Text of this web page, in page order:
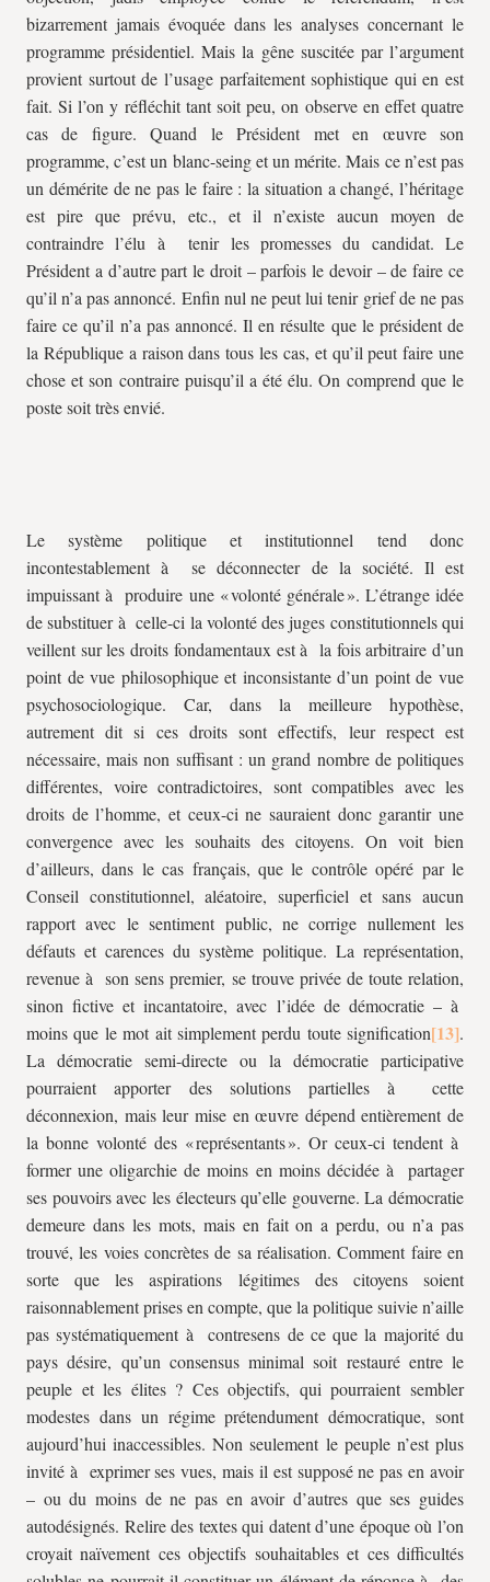
bizarrement jamais évoquée dans les analyses concernant le
programme présidentiel. Mais la gêne suscitée par l’argument
provient surtout de l’usage parfaitement sophistique qui en est
fait. Si l’on y réfléchit tant soit peu, on observe en effet quatre
cas de figure. Quand le Président met en œuvre son
programme, c’est un blanc-seing et un mérite. Mais ce n’est pas
un démérite de ne pas le faire : la situation a changé, l’héritage
est pire que prévu, etc., et il n’existe aucun moyen de
contraindre l’élu à tenir les promesses du candidat. Le
Président a d’autre part le droit – parfois le devoir – de faire ce
qu’il n’a pas annoncé. Enfin nul ne peut lui tenir grief de ne pas
faire ce qu’il n’a pas annoncé. Il en résulte que le président de
la République a raison dans tous les cas, et qu’il peut faire une
chose et son contraire puisqu’il a été élu. On comprend que le
poste soit très envié.
Le système politique et institutionnel tend donc
incontestablement à se déconnecter de la société. Il est
impuissant à produire une « volonté générale ». L’étrange idée
de substituer à celle-ci la volonté des juges constitutionnels qui
veillent sur les droits fondamentaux est à la fois arbitraire d’un
point de vue philosophique et inconsistante d’un point de vue
psychosociologique. Car, dans la meilleure hypothèse,
autrement dit si ces droits sont effectifs, leur respect est
nécessaire, mais non suffisant : un grand nombre de politiques
différentes, voire contradictoires, sont compatibles avec les
droits de l’homme, et ceux-ci ne sauraient donc garantir une
convergence avec les souhaits des citoyens. On voit bien
d’ailleurs, dans le cas français, que le contrôle opéré par le
Conseil constitutionnel, aléatoire, superficiel et sans aucun
rapport avec le sentiment public, ne corrige nullement les
défauts et carences du système politique. La représentation,
revenue à son sens premier, se trouve privée de toute relation,
sinon fictive et incantatoire, avec l’idée de démocratie – à
moins que le mot ait simplement perdu toute signification
.
La démocratie semi-directe ou la démocratie participative
pourraient apporter des solutions partielles à cette
déconnexion, mais leur mise en œuvre dépend entièrement de
la bonne volonté des « représentants ». Or ceux-ci tendent à
former une oligarchie de moins en moins décidée à partager
ses pouvoirs avec les électeurs qu’elle gouverne. La démocratie
demeure dans les mots, mais en fait on a perdu, ou n’a pas
trouvé, les voies concrètes de sa réalisation. Comment faire en
sorte que les aspirations légitimes des citoyens soient
raisonnablement prises en compte, que la politique suivie n’aille
pas systématiquement à contresens de ce que la majorité du
pays désire, qu’un consensus minimal soit restauré entre le
peuple et les élites ? Ces objectifs, qui pourraient sembler
modestes dans un régime prétendument démocratique, sont
aujourd’hui inaccessibles. Non seulement le peuple n’est plus
invité à exprimer ses vues, mais il est supposé ne pas en avoir
– ou du moins de ne pas en avoir d’autres que ses guides
autodésignés. Relire des textes qui datent d’une époque où l’on
croyait naïvement ces objectifs souhaitables et ces difficultés